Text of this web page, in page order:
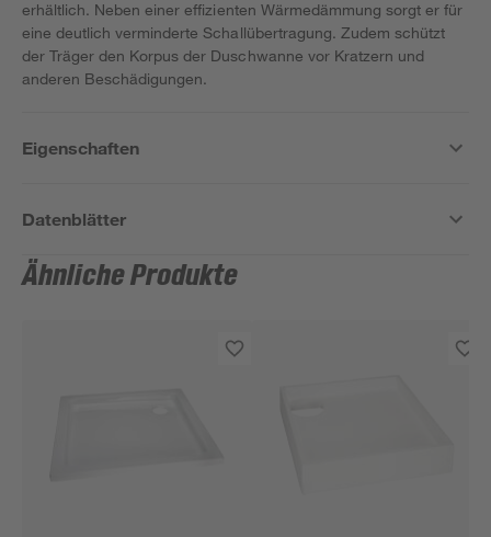
erhältlich. Neben einer effizienten Wärmedämmung sorgt er für
eine deutlich verminderte Schallübertragung. Zudem schützt
der Träger den Korpus der Duschwanne vor Kratzern und
anderen Beschädigungen.
Eigenschaften
Datenblätter
Ähnliche Produkte